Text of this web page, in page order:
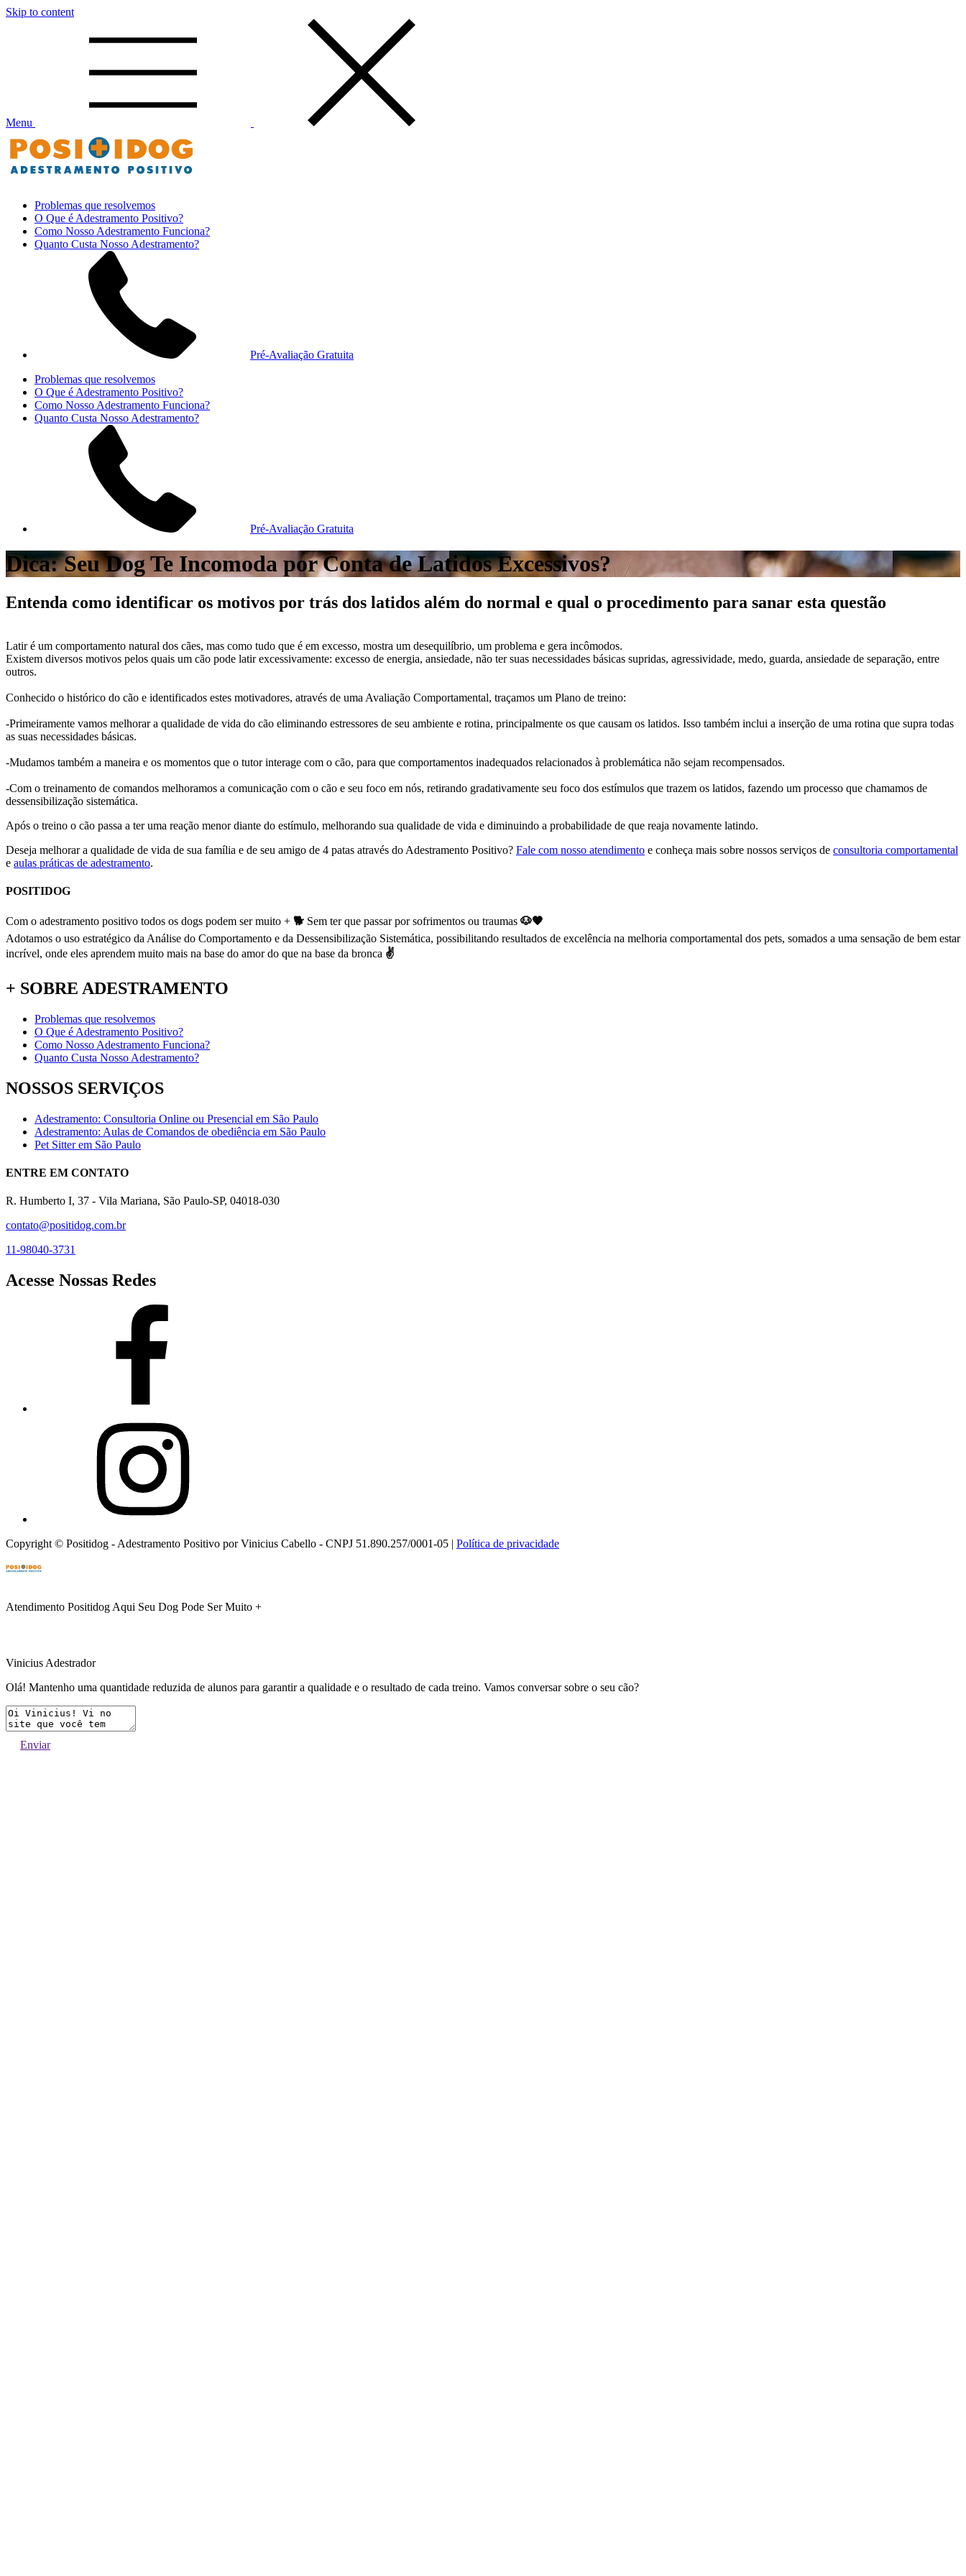
Skip to content
Menu
Positidog – Adestramento Positivo
Problemas que resolvemos
O Que é Adestramento Positivo?
Como Nosso Adestramento Funciona?
Quanto Custa Nosso Adestramento?
Pré-Avaliação Gratuita
Problemas que resolvemos
O Que é Adestramento Positivo?
Como Nosso Adestramento Funciona?
Quanto Custa Nosso Adestramento?
Pré-Avaliação Gratuita
Dica: Seu Dog Te Incomoda por Conta de Latidos Excessivos?
Entenda como identificar os motivos por trás dos latidos além do normal e qual o procedimento para sanar esta questão
Latir é um comportamento natural dos cães, mas como tudo que é em excesso, mostra um desequilíbrio, um problema e gera incômodos.
Existem diversos motivos pelos quais um cão pode latir excessivamente: excesso de energia, ansiedade, não ter suas necessidades básicas supridas, agressividade, medo, guarda, ansiedade de separação, entre
outros.
Conhecido o histórico do cão e identificados estes motivadores, através de uma Avaliação Comportamental, traçamos um Plano de treino:
-Primeiramente vamos melhorar a qualidade de vida do cão eliminando estressores de seu ambiente e rotina, principalmente os que causam os latidos. Isso também inclui a inserção de uma rotina que supra todas
as suas necessidades básicas.
-Mudamos também a maneira e os momentos que o tutor interage com o cão, para que comportamentos inadequados relacionados à problemática não sejam recompensados.
-Com o treinamento de comandos melhoramos a comunicação com o cão e seu foco em nós, retirando gradativamente seu foco dos estímulos que trazem os latidos, fazendo um processo que chamamos de
dessensibilização sistemática.
Após o treino o cão passa a ter uma reação menor diante do estímulo, melhorando sua qualidade de vida e diminuindo a probabilidade de que reaja novamente latindo.
Deseja melhorar a qualidade de vida de sua família e de seu amigo de 4 patas através do Adestramento Positivo? Fale com nosso atendimento e conheça mais sobre nossos serviços de consultoria comportamental
e aulas práticas de adestramento.
POSITIDOG
Com o adestramento positivo todos os dogs podem ser muito + 🐕 Sem ter que passar por sofrimentos ou traumas 🐶🧡
Adotamos o uso estratégico da Análise do Comportamento e da Dessensibilização Sistemática, possibilitando resultados de excelência na melhoria comportamental dos pets, somados a uma sensação de bem estar
incrível, onde eles aprendem muito mais na base do amor do que na base da bronca ✌
+ SOBRE ADESTRAMENTO
Problemas que resolvemos
O Que é Adestramento Positivo?
Como Nosso Adestramento Funciona?
Quanto Custa Nosso Adestramento?
NOSSOS SERVIÇOS
Adestramento: Consultoria Online ou Presencial em São Paulo
Adestramento: Aulas de Comandos de obediência em São Paulo
Pet Sitter em São Paulo
ENTRE EM CONTATO
R. Humberto I, 37 - Vila Mariana, São Paulo-SP, 04018-030
contato@positidog.com.br
11-98040-3731
Acesse Nossas Redes
Copyright © Positidog - Adestramento Positivo por Vinicius Cabello - CNPJ 51.890.257/0001-05 | Política de privacidade
Atendimento Positidog Aqui Seu Dog Pode Ser Muito +
Vinicius Adestrador
Olá! Mantenho uma quantidade reduzida de alunos para garantir a qualidade e o resultado de cada treino. Vamos conversar sobre o seu cão?
Enviar